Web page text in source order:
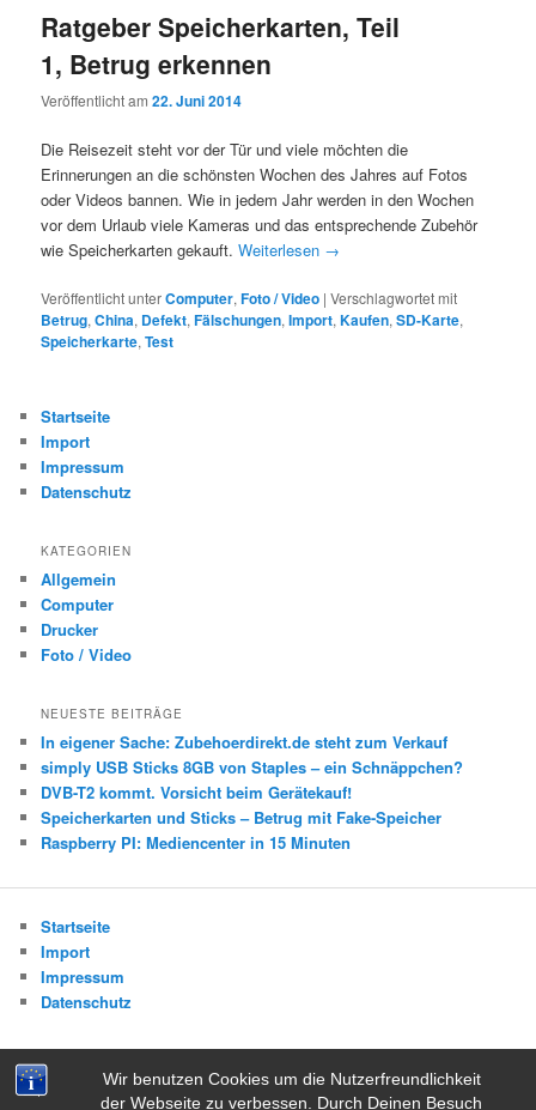
Wir benutzen Cookies um die Nutzerfreundlichkeit
der Webseite zu verbessen. Durch Deinen Besuch
Ratgeber Speicherkarten, Teil
1, Betrug erkennen
Veröffentlicht am22. Juni 2014
Die Reisezeit steht vor der Tür und viele möchten die
Erinnerungen an die schönsten Wochen des Jahres auf Fotos
oder Videos bannen. Wie in jedem Jahr werden in den Wochen
vor dem Urlaub viele Kameras und das entsprechende Zubehör
wie Speicherkarten gekauft.Weiterlesen →
Veröffentlicht unterComputer,Foto / Video |Verschlagwortet mit
Betrug,China, Defekt,Fälschungen,Import,Kaufen,SD-Karte,
Speicherkarte,Test
Startseite
Import
Impressum
Datenschutz
KATEGORIEN
Allgemein
Computer
Drucker
Foto / Video
NEUESTE BEITRÄGE
In eigener Sache: Zubehoerdirekt.de steht zum Verkauf
simply USB Sticks 8GB von Staples – ein Schnäppchen?
DVB-T2 kommt. Vorsicht beim Gerätekauf!
Speicherkarten und Sticks – Betrug mit Fake-Speicher
Raspberry PI: Mediencenter in 15 Minuten
Startseite
Import
Impressum
Datenschutz